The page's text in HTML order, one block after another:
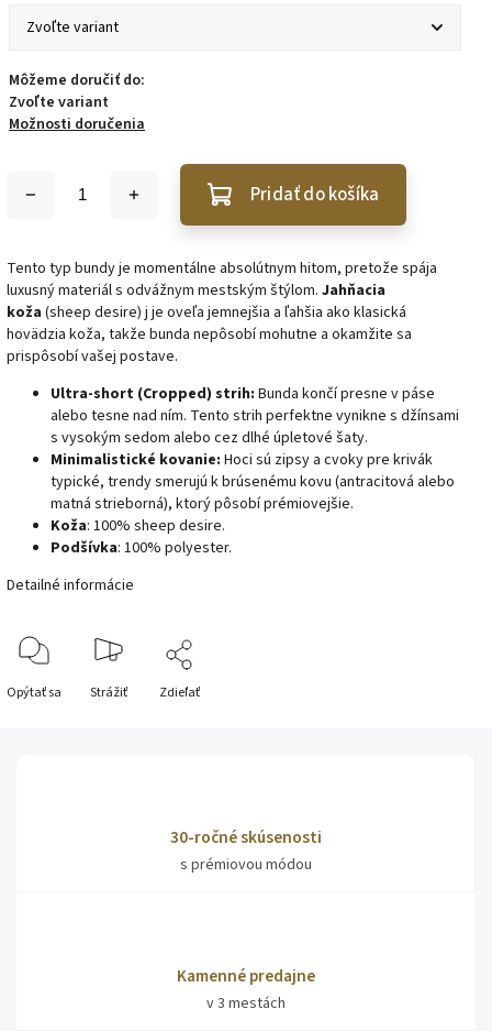
Môžeme doručiť do:
Zvoľte variant
Možnosti doručenia
Pridať do košíka
Tento typ bundy je momentálne absolútnym hitom, pretože spája
luxusný materiál s odvážnym mestským štýlom. Jahňacia
koža (sheep desire) j je oveľa jemnejšia a ľahšia ako klasická
hovädzia koža, takže bunda nepôsobí mohutne a okamžite sa
prispôsobí vašej postave.
Ultra-short (Cropped) strih: Bunda končí presne v páse
alebo tesne nad ním. Tento strih perfektne vynikne s džínsami
s vysokým sedom alebo cez dlhé úpletové šaty.
Minimalistické kovanie: Hoci sú zipsy a cvoky pre krivák
typické, trendy smerujú k brúsenému kovu (antracitová alebo
matná strieborná), ktorý pôsobí prémiovejšie.
Koža: 100% sheep desire.
Podšívka: 100% polyester.
Detailné informácie
Opýtať sa Strážiť Zdieľať
30-ročné skúsenosti
s prémiovou módou
Kamenné predajne
v 3 mestách